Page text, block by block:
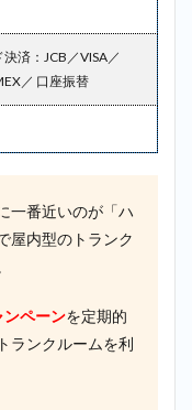
8位：
（ア
済：JCB／VISA／
／ 口座振替
一番近いのが「ハ
屋内型のトランク
ンペーンを定期的
ランクルームを利